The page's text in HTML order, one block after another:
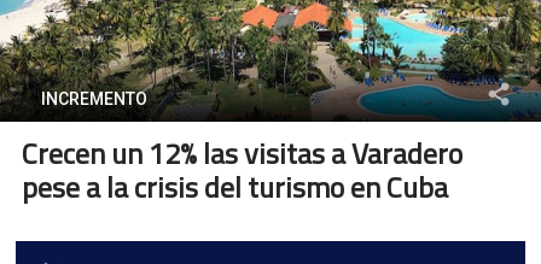
INCREMENTO
Crecen un 12% las visitas a Varadero
pese a la crisis del turismo en Cuba